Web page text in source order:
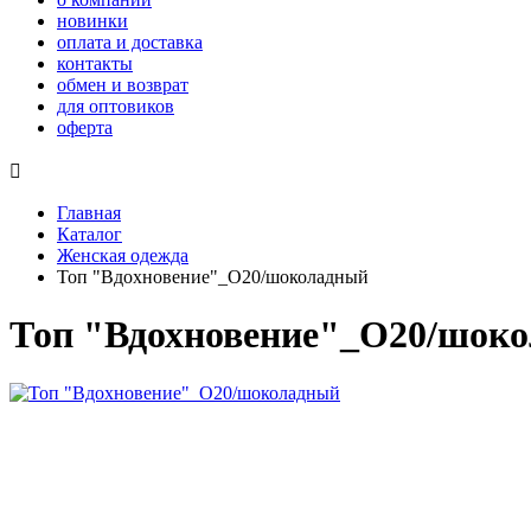
новинки
оплата и доставка
контакты
обмен и возврат
для оптовиков
оферта

Главная
Каталог
Женская одежда
Топ "Вдохновение"_О20/шоколадный
Топ "Вдохновение"_О20/